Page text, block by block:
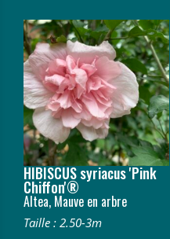
HIBISCUS syriacus 'Pink
Chiffon'®
Altea, Mauve en arbre
Taille : 2.50-3m